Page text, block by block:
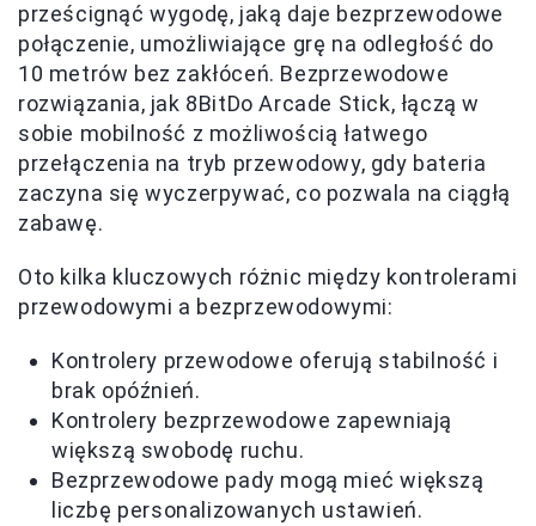
prześcignąć wygodę, jaką daje bezprzewodowe
połączenie, umożliwiające grę na odległość do
10 metrów bez zakłóceń. Bezprzewodowe
rozwiązania, jak 8BitDo Arcade Stick, łączą w
sobie mobilność z możliwością łatwego
przełączenia na tryb przewodowy, gdy bateria
zaczyna się wyczerpywać, co pozwala na ciągłą
zabawę.
Oto kilka kluczowych różnic między kontrolerami
przewodowymi a bezprzewodowymi:
Kontrolery przewodowe oferują stabilność i
brak opóźnień.
Kontrolery bezprzewodowe zapewniają
większą swobodę ruchu.
Bezprzewodowe pady mogą mieć większą
liczbę personalizowanych ustawień.